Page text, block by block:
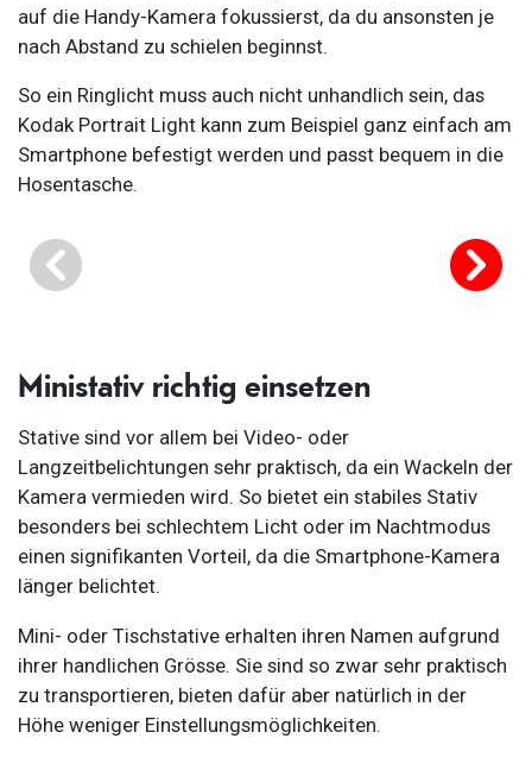
auf die Handy-Kamera fokussierst, da du ansonsten je
nach Abstand zu schielen beginnst.
So ein Ringlicht muss auch nicht unhandlich sein, das
Kodak Portrait Light kann zum Beispiel ganz einfach am
Smartphone befestigt werden und passt bequem in die
Hosentasche.
Ministativ richtig einsetzen
Stative sind vor allem bei Video- oder
Langzeitbelichtungen sehr praktisch, da ein Wackeln der
Kamera vermieden wird. So bietet ein stabiles Stativ
besonders bei schlechtem Licht oder im Nachtmodus
einen signifikanten Vorteil, da die Smartphone-Kamera
länger belichtet.
Mini- oder Tischstative erhalten ihren Namen aufgrund
ihrer handlichen Grösse. Sie sind so zwar sehr praktisch
zu transportieren, bieten dafür aber natürlich in der
Höhe weniger Einstellungsmöglichkeiten.